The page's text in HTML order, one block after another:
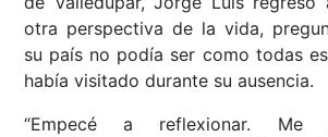
otra perspectiva de la vida,
su país no podía ser como todas
había visitado durante su ausencia.
“Empecé a reflexionar. Me